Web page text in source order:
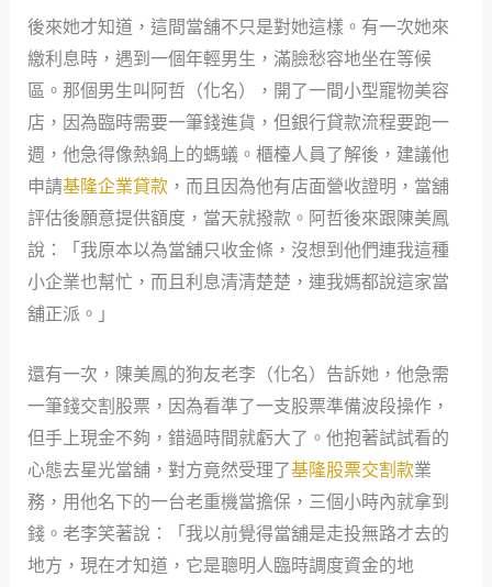
後來她才知道，這間當舖不只是對她這樣。有一次她來
繳利息時，遇到一個年輕男生，滿臉愁容地坐在等候
區。那個男生叫阿哲（化名），開了一間小型寵物美容
店，因為臨時需要一筆錢進貨，但銀行貸款流程要跑一
週，他急得像熱鍋上的螞蟻。櫃檯人員了解後，建議他
申請基隆企業貸款，而且因為他有店面營收證明，當舖
評估後願意提供額度，當天就撥款。阿哲後來跟陳美鳳
說：「我原本以為當舖只收金條，沒想到他們連我這種
小企業也幫忙，而且利息清清楚楚，連我媽都說這家當
舖正派。」
還有一次，陳美鳳的狗友老李（化名）告訴她，他急需
一筆錢交割股票，因為看準了一支股票準備波段操作，
但手上現金不夠，錯過時間就虧大了。他抱著試試看的
心態去星光當舖，對方竟然受理了基隆股票交割款業
務，用他名下的一台老重機當擔保，三個小時內就拿到
錢。老李笑著說：「我以前覺得當舖是走投無路才去的
地方，現在才知道，它是聰明人臨時調度資金的地